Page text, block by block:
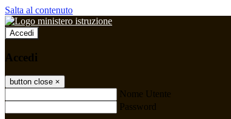
Salta al contenuto
Accedi
Accedi
button close ×
Nome Utente
Password